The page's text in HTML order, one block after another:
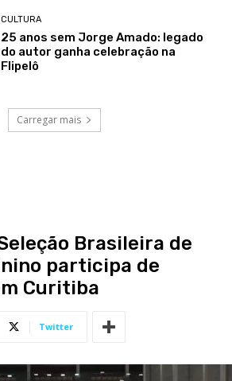
CULTURA
25 anos sem Jorge Amado: legado
do autor ganha celebração na
Flipelô
Carregar mais